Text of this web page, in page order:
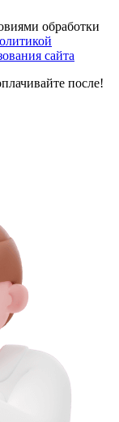
обработки
сайта
после!